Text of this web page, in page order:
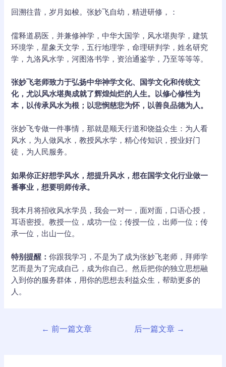
回溯往昔，岁月如梭。张妙飞自幼，精进研修，：
儒释道易医，并兼修神学，中华大国学，风水堪舆学，建筑
环境学，星象天文学，五行地理学，命理研判学，姓名研究
学，九洛风水学，河图洛书学，资治通鉴学，乃至等等等。
张妙飞老师致力于弘扬中华神学文化、国学文化和传统文
化，尤以风水堪舆成就了辉煌灿烂的人生。以修心修性为
本，以传承风水为根；以悲悯慈悲为怀，以善良品德为人。
张妙飞专做一件事情，那就是顺天行道和饶益众生：为人看
风水，为人做风水，教授风水学，精心传知识，授业好门
徒，为人民服务。
如果你正好想学风水，想提升风水，想在国学文化行业做一
番事业，想要明师传承。
我本月将招收风水学员，我会一对一，面对面，口语心授，
耳语密授。教授一位，成功一位；传授一位，出师一位；传
承一位，出山一位。
特别提醒：你跟我学习，不是为了成为张妙飞老师，拜师学
艺而是为了完成自己，成为你自己。然后把你的独立思想融
入到你的服务群体，用你的思想去利益众生，帮助更多的
人。
← 前一篇文章 后一篇文章 →